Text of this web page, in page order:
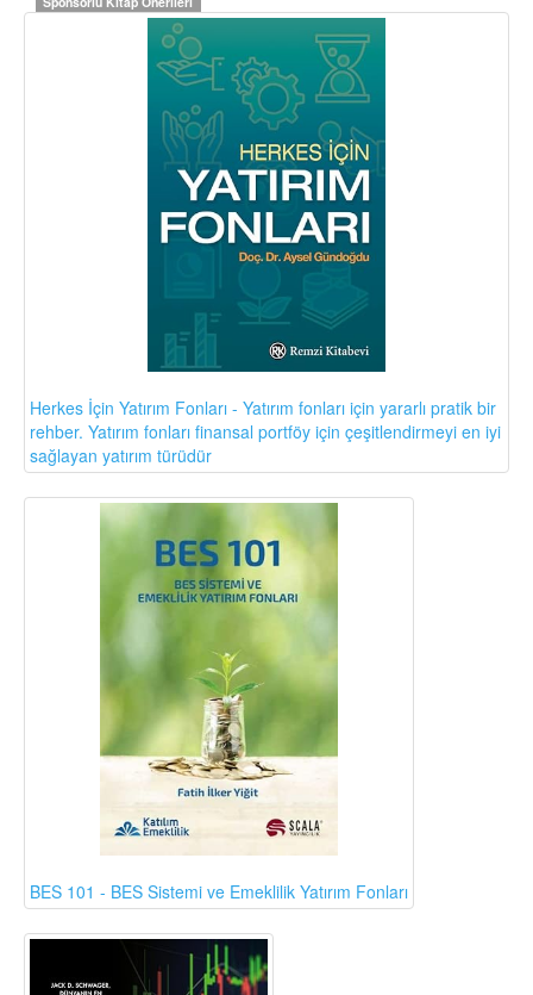
Herkes İçin Yatırım Fonları - Yatırım fonları için yararlı pratik bir
rehber. Yatırım fonları finansal portföy için çeşitlendirmeyi en iyi
sağlayan yatırım türüdür
BES 101 - BES Sistemi ve Emeklilik Yatırım Fonları